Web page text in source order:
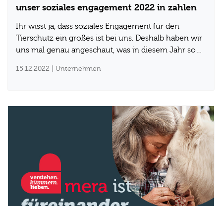
unser soziales engagement 2022 in zahlen
Ihr wisst ja, dass soziales Engagement für den
Tierschutz ein großes ist bei uns. Deshalb haben wir
uns mal genau angeschaut, was in diesem Jahr so…
15.12.2022 | Unternehmen